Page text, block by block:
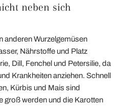
neben sich
anderen Wurzelgemüsen
Nährstoffe und Platz
Dill, Fenchel und Petersilie, da
Krankheiten anziehen. Schnell
Kürbis und Mais sind
groß werden und die Karotten